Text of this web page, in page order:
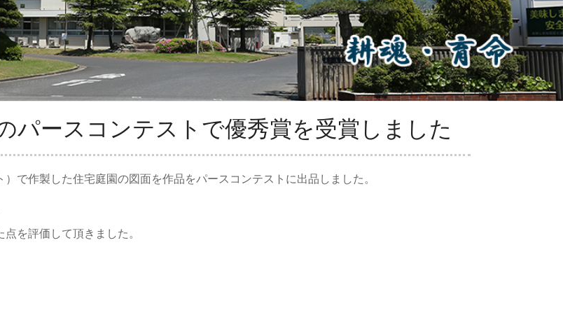
パースコンテストで優秀賞を受賞しました
で作製した住宅庭園の図面を作品をパースコンテストに出品しました。
を評価して頂きました。